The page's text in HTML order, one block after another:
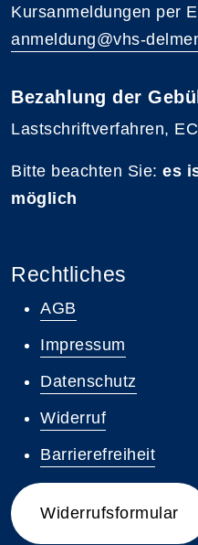
Kursanmeldungen per
anmeldung@vhs-
Bezahlung der
Lastschriftverfahren,
Bitte beachten Sie: es
möglich
Rechtliches
AGB
Impressum
Datenschutz
Widerruf
Barrierefreiheit
Widerrufsformular